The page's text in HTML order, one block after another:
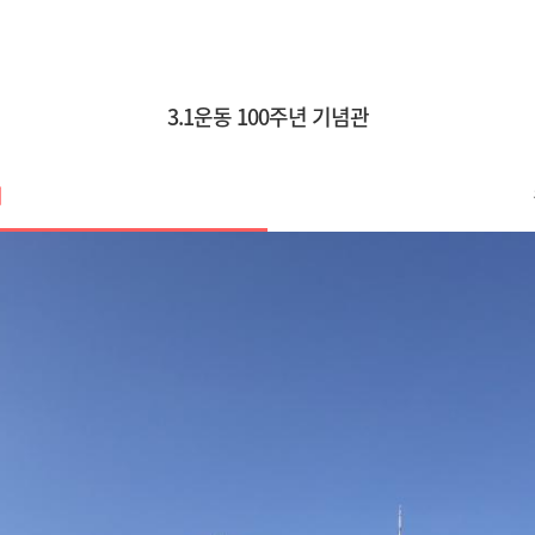
3.1운동 100주년 기념관